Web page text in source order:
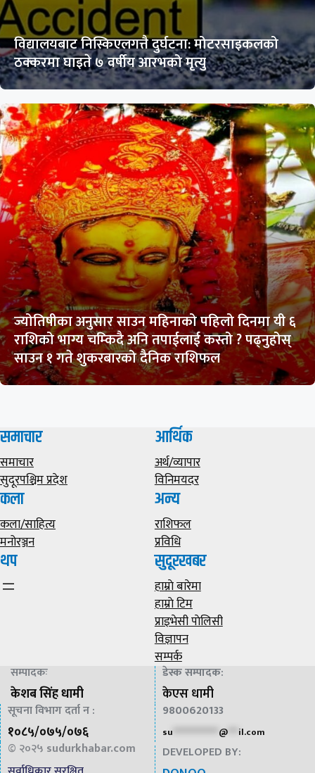
विद्यालयबाट निस्किएलगत्तै दुर्घटना: मोटरसाइकलको
ठक्करमा घाइते ७ वर्षीय आरभको मृत्यु
ज्योतिषीका अनुसार साउन महिनाको पहिलो दिनमा यी ६
राशिको भाग्य चम्किदै अनि तपाईलाई कस्तो ? पढ्नुहोस्
साउन १ गते शुकरबारको दैनिक राशिफल
समाचार
समाचार
सुदूरपश्चिम प्रदेश
आर्थिक
अर्थ/व्यापार
विनिमयदर
कला
कला/साहित्य
मनोरञ्जन
अन्य
राशिफल
प्रविधि
थप सुदूरखबर
हाम्राे बारेमा
हाम्राे टिम
प्राइभेसी पाेलिसी
विज्ञापन
सम्पर्क
सम्पादकः
केशब सिंह धामी
डेस्क सम्पादक:
केएस धामी
सूचना विभाग दर्ता न :
१०८५/०७५/०७६
9800620133
su @*** il.com
© २०२५ sudurkhabar.com
DEVELOPED BY: